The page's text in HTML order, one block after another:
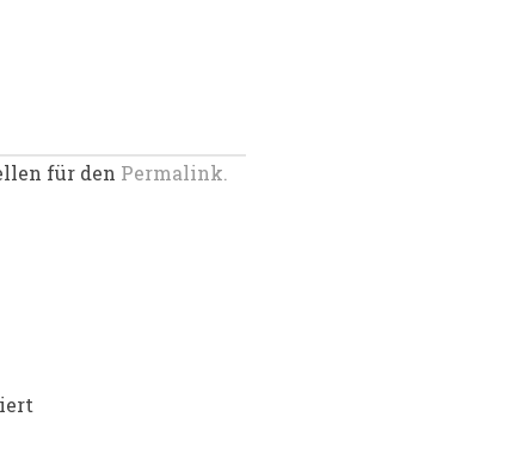
für den Permalink.